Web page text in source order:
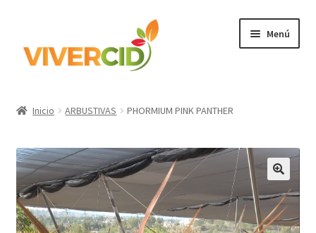
contenido
Menú
menú
hijo
Regístrate para comprar
Accede
Inicio ARBUSTIVAS PHORMIUM PINK PANTHER